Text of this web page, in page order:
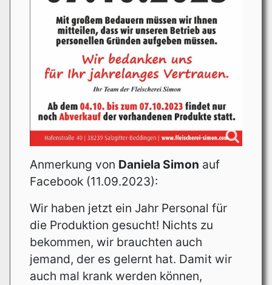
Anmerkung von Daniela Simon auf
Facebook (11.09.2023):
Wir haben jetzt ein Jahr Personal für
die Produktion gesucht! Nichts zu
bekommen, wir brauchten auch
jemand, der es gelernt hat. Damit wir
auch mal krank werden können,